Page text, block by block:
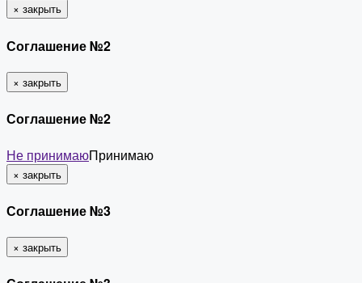
× закрыть
Соглашение №2
× закрыть
Соглашение №2
Не принимаюПринимаю
× закрыть
Соглашение №3
× закрыть